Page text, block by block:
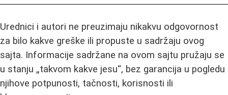
Urednici i autori ne preuzimaju nikakvu odgovornost
za bilo kakve greške ili propuste u sadržaju ovog
sajta. Informacije sadržane na ovom sajtu pružaju se
u stanju „takvom kakve jesu“, bez garancija u pogledu
njihove potpunosti, tačnosti, korisnosti ili